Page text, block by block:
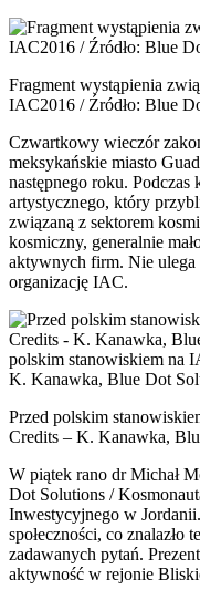
Fragment wystąpienia
IAC2016 / Źródło: Blue
Czwartkowy wieczór
meksykańskie miasto
następnego roku. Podczas
artystycznego, który
związaną z sektorem
kosmiczny, generalnie
aktywnych firm. Nie ulega
organizację IAC.
Przed polskim
Credits – K. Kanawka,
W piątek rano dr Michał
Dot Solutions /
Inwestycyjnego w
społeczności, co
zadawanych pytań.
aktywność w rejonie